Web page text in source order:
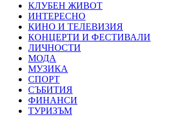
КЛУБЕН ЖИВОТ
ИНТЕРЕСНО
КИНО И ТЕЛЕВИЗИЯ
КОНЦЕРТИ И ФЕСТИВАЛИ
ЛИЧНОСТИ
МОДА
МУЗИКА
СПОРТ
СЪБИТИЯ
ФИНАНСИ
ТУРИЗЪМ